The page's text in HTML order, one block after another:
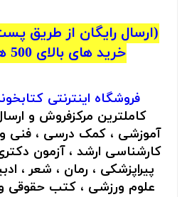
(ارسال رایگان از طریق
خرید های بالای 500 هزار تومان)
فروشگاه اینترنتی
کاملترین مرکزفروش و
آموزشی ، کمک درسی ، فنی
کارشناسی ارشد ، آزمون
پیراپزشکی ، رمان ، شعر ،
علوم ورزشی ، کتب حقوقی و